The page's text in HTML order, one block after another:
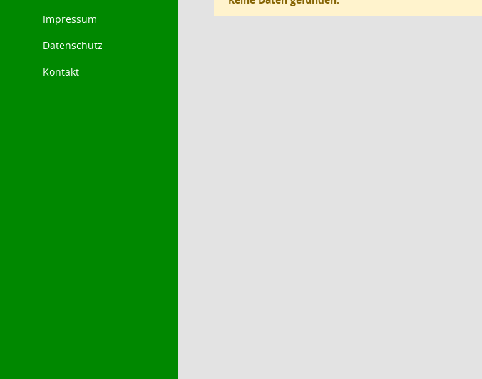
Impressum
Datenschutz
Kontakt